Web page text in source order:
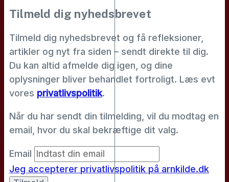
Tilmeld dig nyhedsbrevet
Tilmeld dig nyhedsbrevet og få refleksioner,
artikler og nyt fra siden – sendt direkte til dig.
Du kan altid afmelde dig igen, og dine
oplysninger bliver behandlet fortroligt. Læs evt
vores privatlivspolitik.
Når du har sendt din tilmelding, vil du modtag en
email, hvor du skal bekræftige dit valg.
Email
Jeg accepterer privatlivspolitik på arnkilde.dk